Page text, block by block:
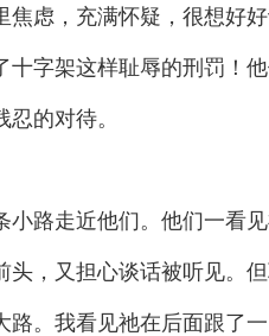
焦虑，充满怀疑，很想好
十字架这样耻辱的刑罚！
的对待。
小路走近他们。他们一看
头，又担心谈话被听见。
路。我看见祂在后面跟了